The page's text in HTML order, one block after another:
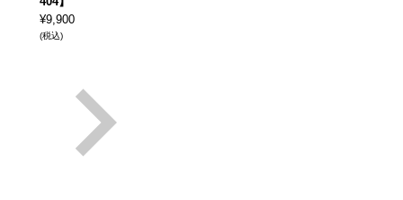
¥9,900
(税込)